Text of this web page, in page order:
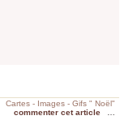
Cartes - Images - Gifs " Noël"
commenter cet article